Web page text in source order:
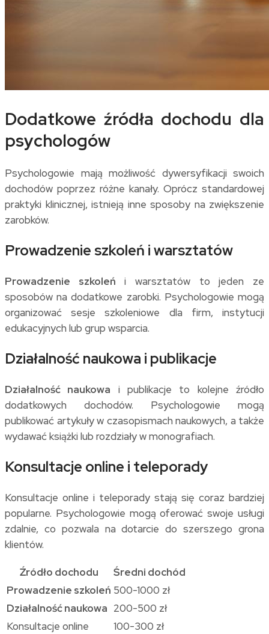
Dodatkowe źródła dochodu dla
psychologów
Psychologowie mają możliwość dywersyfikacji swoich
dochodów poprzez różne kanały. Oprócz standardowej
praktyki klinicznej, istnieją inne sposoby na zwiększenie
zarobków.
Prowadzenie szkoleń i warsztatów
Prowadzenie szkoleń i warsztatów to jeden ze
sposobów na dodatkowe zarobki. Psychologowie mogą
organizować sesje szkoleniowe dla firm, instytucji
edukacyjnych lub grup wsparcia.
Działalność naukowa i publikacje
Działalność naukowa i publikacje to kolejne źródło
dodatkowych dochodów. Psychologowie mogą
publikować artykuły w czasopismach naukowych, a także
wydawać książki lub rozdziały w monografiach.
Konsultacje online i teleporady
Konsultacje online i teleporady stają się coraz bardziej
popularne. Psychologowie mogą oferować swoje usługi
zdalnie, co pozwala na dotarcie do szerszego grona
klientów.
Źródło dochodu
Średni dochód
Prowadzenie szkoleń 500-1000 zł
Działalność naukowa 200-500 zł
Konsultacje online
100-300 zł